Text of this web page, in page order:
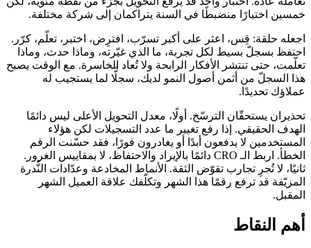
خمسين اختبارًا منضبطًا في السنة يتراكمان إلى شركة مختلفة.
اجعله حلقة: قِس، اعثر على أكبر تسرّب، افترِض، اختبر، تعلّم، كرّر.
احتفظ بسجلّ بسيط لكل تجربة، ما الذي غيّرته، وماذا حدث، وماذا
تعلّمت، حتى تنتشر الأفكار الرابحة ولا تُعاد الخاسرة. مع الوقت يصبح
هذا السجلّ من أثمن أصول النمو لديك، سجلًّا لما يستجيب له
عملاؤك تحديدًا.
تحذيران يستحقّان الترسّخ. أولًا، معدل التحويل الأعلى ليس دائمًا
الهدف الحقيقي. إذا رفع تغيير ما عدد التسجيلات لكن هؤلاء
المستخدمين لا يدفعون أبدًا أو يغادرون فورًا، فقد حسّنت الرقم
الخطأ. اربط الـ CRO دائمًا بالإيراد والاحتفاظ، لا بمقاييس الغرور.
ثانيًا، لا تُجرِ تجارب تقوّض الثقة. الأنماط المخادعة وعدّادات النُّدرة
المزيّفة قد ترفع رقمًا هذا الشهر وتكلّفك علاقة العميل الشهر
المقبل.
أهم النقاط